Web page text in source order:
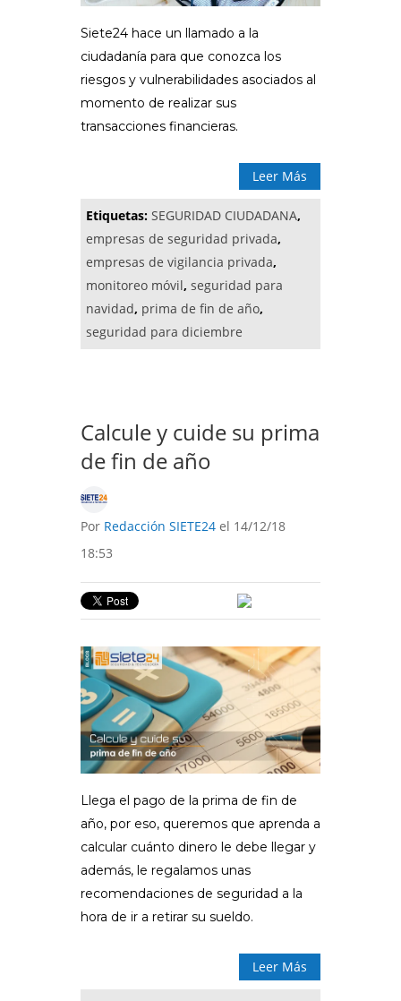
Siete24 hace un llamado a la
ciudadanía para que conozca los
riesgos y vulnerabilidades asociados al
momento de realizar sus
transacciones financieras.
Leer Más
Etiquetas: SEGURIDAD CIUDADANA,
empresas de seguridad privada,
empresas de vigilancia privada,
monitoreo móvil, seguridad para
navidad, prima de fin de año,
seguridad para diciembre
Calcule y cuide su prima
de fin de año
Por Redacción SIETE24 el 14/12/18
18:53
Llega el pago de la prima de fin de
año, por eso, queremos que aprenda a
calcular cuánto dinero le debe llegar y
además, le regalamos unas
recomendaciones de seguridad a la
hora de ir a retirar su sueldo.
Leer Más